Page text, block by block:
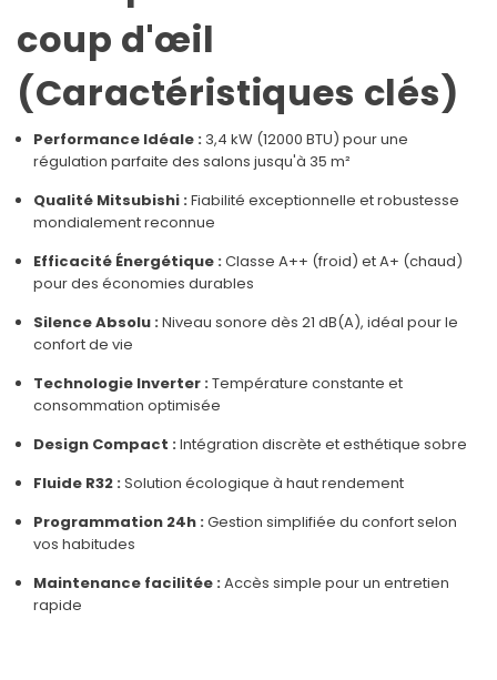
coup d'œil
(Caractéristiques clés)
Performance Idéale : 3,4 kW (12000 BTU) pour une
régulation parfaite des salons jusqu'à 35 m²
Qualité Mitsubishi :Fiabilité exceptionnelle et robustesse
mondialement reconnue
Efficacité Énergétique :Classe A++ (froid) et A+ (chaud)
pour des économies durables
Silence Absolu :Niveau sonore dès 21 dB(A), idéal pour le
confort de vie
Technologie Inverter :Température constante et
consommation optimisée
Design Compact :Intégration discrète et esthétique sobre
Fluide R32 :Solution écologique à haut rendement
Programmation 24h :Gestion simplifiée du confort selon
vos habitudes
Maintenance facilitée :Accès simple pour un entretien
rapide